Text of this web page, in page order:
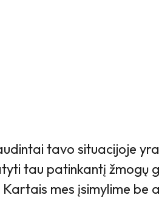
tavo situacijoje
tau patinkantį žmogų
mes įsimylime be